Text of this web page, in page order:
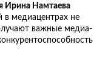
Ирина Намтаева
в медиацентрах не
важные медиа-